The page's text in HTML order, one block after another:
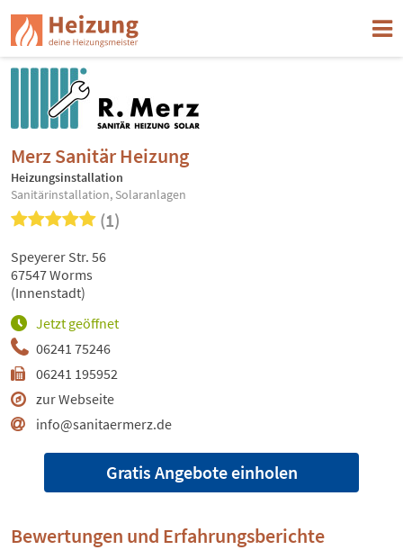
Merz Sanitär Heizung
Heizungsinstallation
Sanitärinstallation, Solaranlagen
(1)
06241 75246
06241 195952
zur Webseite
info@sanitaermerz.de
Jetzt geöffnet
Speyerer Str. 56
67547 Worms
(Innenstadt)
Gratis Angebote einholen
Bewertungen und Erfahrungsberichte